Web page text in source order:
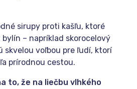
sirupy proti kašľu, ktoré
– napríklad skorocelový
skvelou voľbou pre ľudí, ktorí
prírodnou cestou.
to, že na liečbu vlhkého